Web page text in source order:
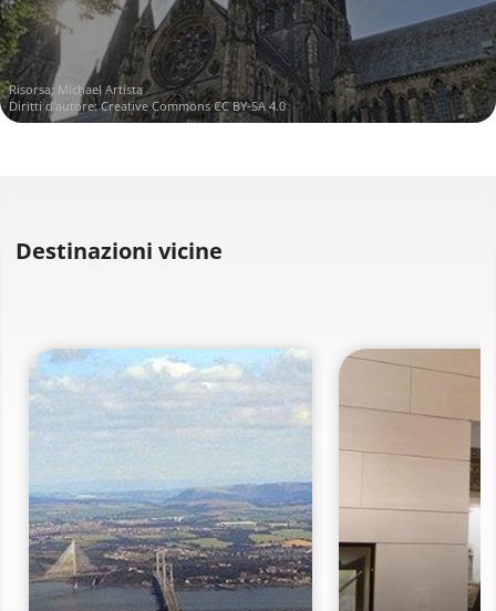
Risorsa: Michael Artista
Diritti d'autore:Creative Commons CC BY-SA 4.0
Destinazioni vicine